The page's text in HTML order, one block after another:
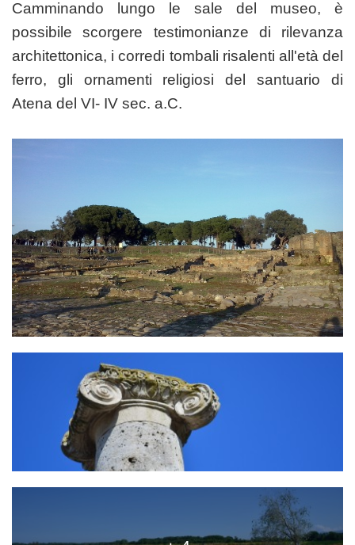
Camminando lungo le sale del museo, è
possibile scorgere testimonianze di rilevanza
architettonica, i corredi tombali risalenti all'età del
ferro, gli ornamenti religiosi del santuario di
Atena del VI- IV sec. a.C.